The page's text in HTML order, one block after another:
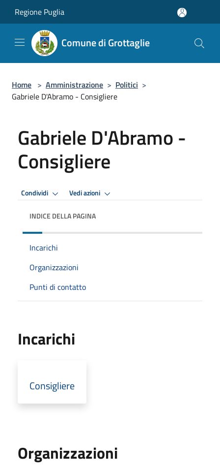
Regione Puglia
Comune di Grottaglie
Home > Amministrazione > Politici >
Gabriele D'Abramo - Consigliere
Gabriele D'Abramo -
Consigliere
Condividi Vedi azioni
INDICE DELLA PAGINA
Incarichi
Organizzazioni
Punti di contatto
Incarichi
Consigliere
Organizzazioni